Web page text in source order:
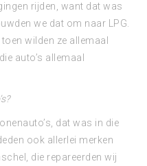
rijden, want dat was
we dat om naar LPG.
wilden ze allemaal
auto’s allemaal
dat was in die
ook allerlei merken
die repareerden wij